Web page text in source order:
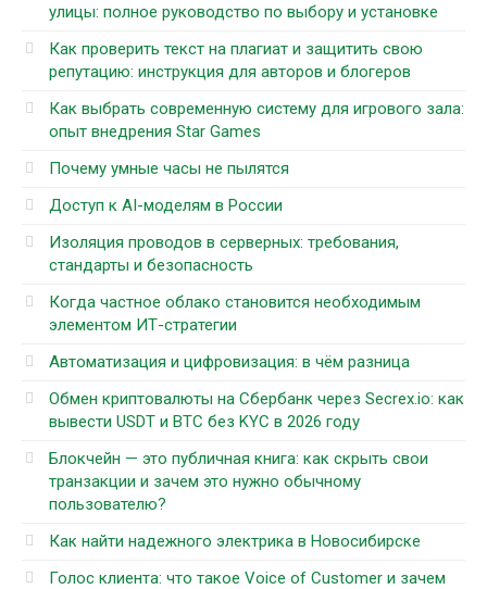
улицы: полное руководство по выбору и установке
Как проверить текст на плагиат и защитить свою
репутацию: инструкция для авторов и блогеров
Как выбрать современную систему для игрового зала:
опыт внедрения Star Games
Почему умные часы не пылятся
Доступ к AI-моделям в России
Изоляция проводов в серверных: требования,
стандарты и безопасность
Когда частное облако становится необходимым
элементом ИТ-стратегии
Автоматизация и цифровизация: в чём разница
Обмен криптовалюты на Сбербанк через Secrex.io: как
вывести USDT и BTC без KYC в 2026 году
Блокчейн — это публичная книга: как скрыть свои
транзакции и зачем это нужно обычному
пользователю?
Как найти надежного электрика в Новосибирске
Голос клиента: что такое Voice of Customer и зачем